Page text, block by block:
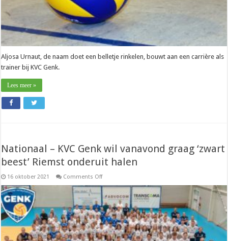
Aljosa Urnaut, de naam doet een belletje rinkelen, bouwt aan een carrière als
trainer bij KVC Genk.
Lees meer »
Nationaal – KVC Genk wil vanavond graag ‘zwart
beest’ Riemst onderuit halen
16 oktober 2021 Comments Offon
–
KVC
Genk
wil
vanavond
graag
‘zwart
beest’